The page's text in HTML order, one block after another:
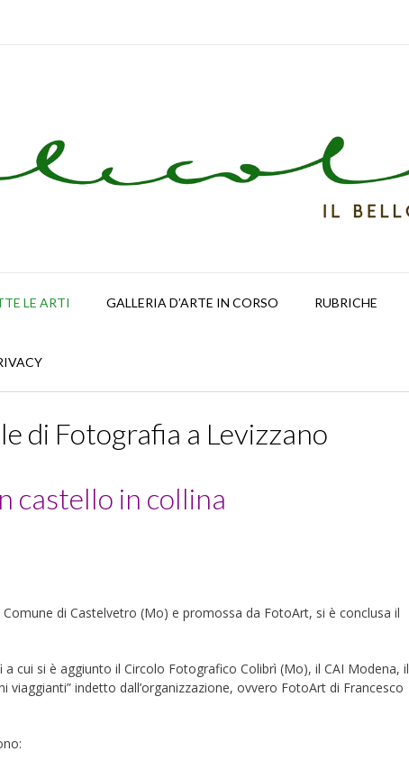
LE ARTI GALLERIA D’ARTE IN CORSO RUBRICHE
di Fotografia a Levizzano
castello in collina
di Castelvetro (Mo) e promossa da FotoArt, si è conclusa il
cui si è aggiunto il Circolo Fotografico Colibrì (Mo), il CAI Modena, il
indetto dall’organizzazione, ovvero FotoArt di Francesco